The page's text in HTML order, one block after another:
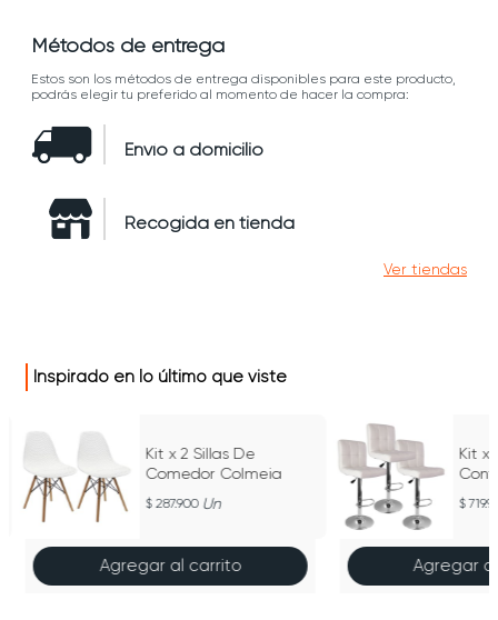
Métodos de entrega
Estos son los métodos de entrega disponibles para este producto,
podrás elegir tu preferido al momento de hacer la compra:
Envío a domicilio
Recogida en tienda
Ver tiendas
Inspirado en lo último que viste
Kit x 2 Sillas De
Comedor Colmeia
287.900 Un
Agregar al carrito
Kit x
Agregar